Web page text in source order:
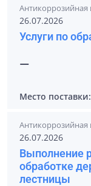
Антикоррозийная
26.07.2026
Услуги по
—
Место поставки:
Антикоррозийная
26.07.2026
Выполнение
обработке
лестницы